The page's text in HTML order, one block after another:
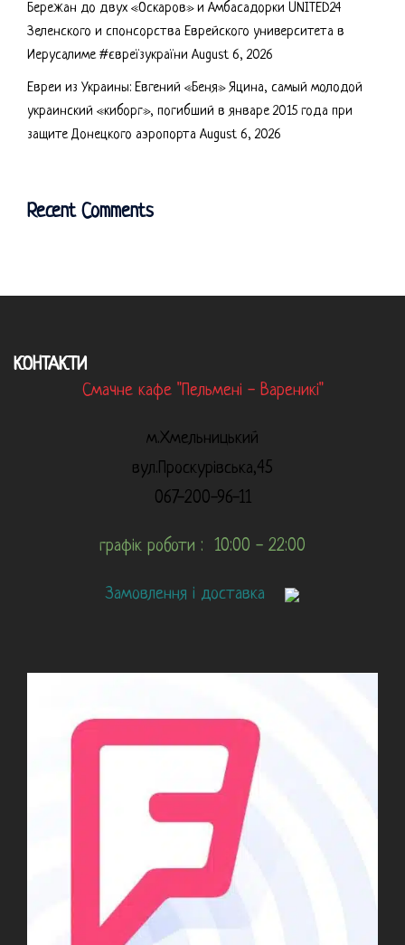
Бережан до двух «Оскаров» и Амбасадорки UNITED24
Зеленского и спонсорства Еврейского университета в
Иерусалиме #євреїзукраїни August 6, 2026
Евреи из Украины: Евгений «Беня» Яцина, самый молодой
украинский «киборг», погибший в январе 2015 года при
защите Донецкого аэропорта August 6, 2026
Recent Comments
КОНТАКТИ
Смачне кафе "Пельмені - Вареникі"
м.Хмельницький
вул.Проскурівська,45
067-200-96-11
графік роботи : 10:00 - 22:00
Замовлення і доставка